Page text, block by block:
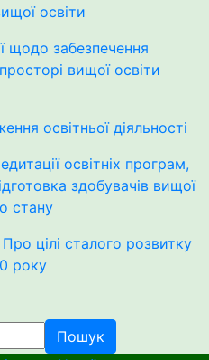
освіти
щодо забезпечення
вищої освіти
освітньої діяльності
освітніх програм,
здобувачів вищої
стану
цілі сталого розвитку
року
Пошук